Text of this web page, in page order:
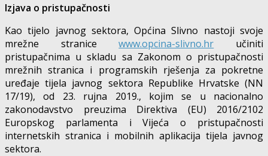
Izjava o pristupačnosti
Kao tijelo javnog sektora, Općina Slivno nastoji svoje
mrežne stranicewww.opcina-slivno.hr učiniti
pristupačnima u skladu sa Zakonom o pristupačnosti
mrežnih stranica i programskih rješenja za pokretne
uređaje tijela javnog sektora Republike Hrvatske (NN
17/19), od 23. rujna 2019., kojim se u nacionalno
zakonodavstvo preuzima Direktiva (EU) 2016/2102
Europskog parlamenta i Vijeća o pristupačnosti
internetskih stranica i mobilnih aplikacija tijela javnog
sektora.